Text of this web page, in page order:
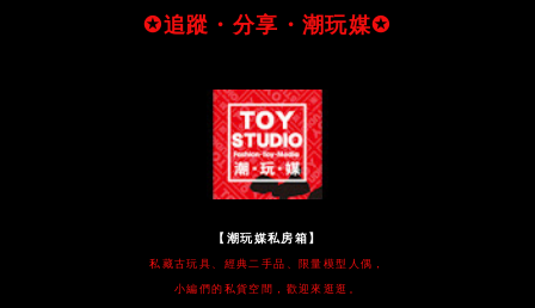
✪追蹤・分享・潮玩媒✪
【潮玩媒私房箱】
私藏古玩具、經典二手品、限量模型人偶，
小編們的私貨空間，歡迎來逛逛。